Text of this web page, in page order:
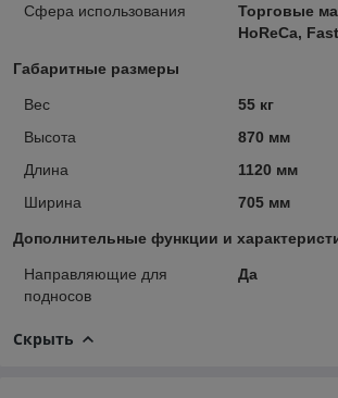
Сфера использования
Торговые
HoReCa,
Габаритные размеры
Вес
55 кг
Высота
870 мм
Длина
1120 мм
Ширина
705 мм
Дополнительные функции и
Направляющие для
подносов
Да
Скрыть